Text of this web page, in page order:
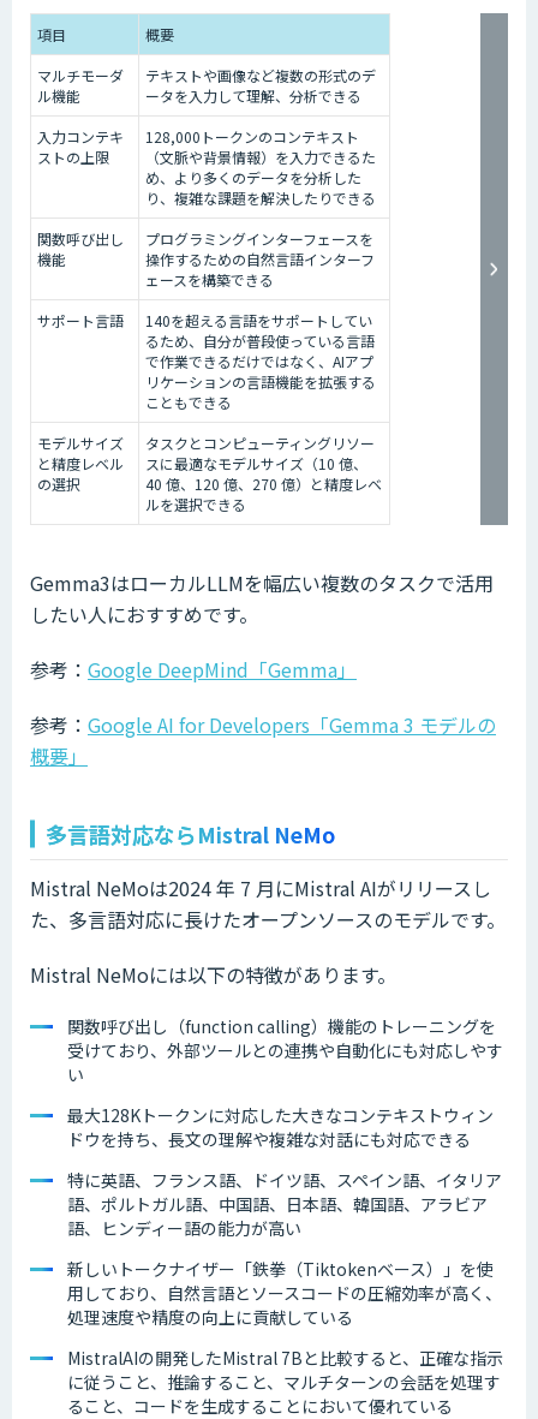
項目
概要
マルチモーダ
ル機能
テキストや画像など複数の形式のデ
ータを入力して理解、分析できる
入力コンテキ
ストの上限
128,000トークンのコンテキスト
（文脈や背景情報）を入力できるた
め、より多くのデータを分析した
り、複雑な課題を解決したりできる
関数呼び出し
機能
プログラミングインターフェースを
操作するための自然言語インターフ
ェースを構築できる
サポート言語
140を超える言語をサポートしてい
るため、自分が普段使っている言語
で作業できるだけではなく、AIアプ
リケーションの言語機能を拡張する
こともできる
モデルサイズ
と精度レベル
の選択
タスクとコンピューティングリソー
スに最適なモデルサイズ（10 億、
40 億、120 億、270 億）と精度レベ
ルを選択できる
Gemma3はローカルLLMを幅広い複数のタスクで活用
したい人におすすめです。
参考： Google DeepMind「Gemma」
参考： Google AI for Developers「Gemma 3 モデルの
概要」
多言語対応ならMistral NeMo
Mistral NeMoは2024 年 7 月にMistral AIがリリースし
た、多言語対応に長けたオープンソースのモデルです。
Mistral NeMoには以下の特徴があります。
関数呼び出し（function calling）機能のトレーニングを
受けており、外部ツールとの連携や自動化にも対応しやす
い
最大128Kトークンに対応した大きなコンテキストウィン
ドウを持ち、長文の理解や複雑な対話にも対応できる
特に英語、フランス語、ドイツ語、スペイン語、イタリア
語、ポルトガル語、中国語、日本語、韓国語、アラビア
語、ヒンディー語の能力が高い
新しいトークナイザー「鉄拳（Tiktokenベース）」を使
用しており、自然言語とソースコードの圧縮効率が高く、
処理速度や精度の向上に貢献している
MistralAIの開発したMistral 7Bと比較すると、正確な指示
に従うこと、推論すること、マルチターンの会話を処理す
ること、コードを生成することにおいて優れている